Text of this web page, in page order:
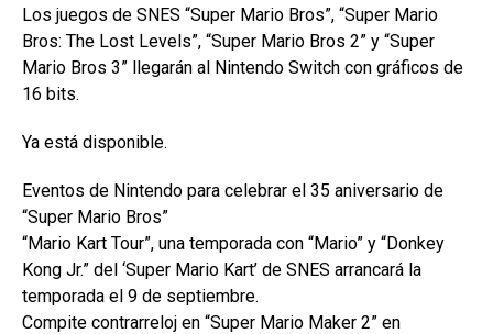
Los juegos de SNES “Super Mario Bros”, “Super Mario
Bros: The Lost Levels”, “Super Mario Bros 2” y “Super
Mario Bros 3” llegarán al Nintendo Switch con gráficos de
16 bits.
Ya está disponible.
Eventos de Nintendo para celebrar el 35 aniversario de
“Super Mario Bros”
“Mario Kart Tour”, una temporada con “Mario” y “Donkey
Kong Jr.” del ‘Super Mario Kart’ de SNES arrancará la
temporada el 9 de septiembre.
Compite contrarreloj en “Super Mario Maker 2” en